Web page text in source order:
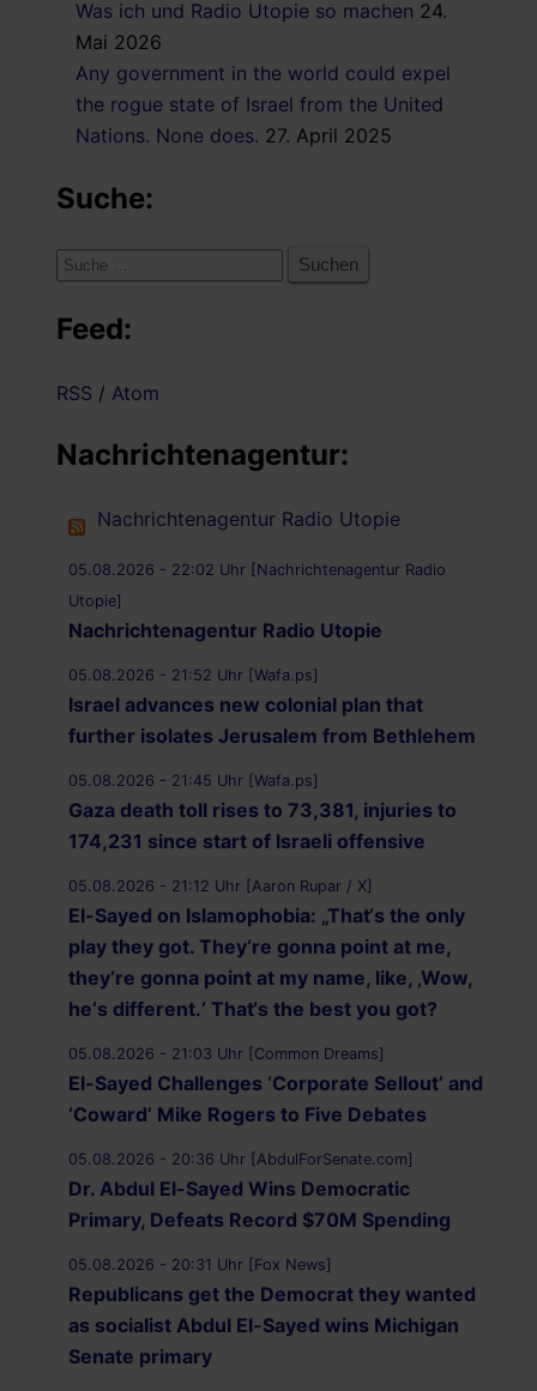
Was ich und Radio Utopie so machen 24.
Mai 2026
Any government in the world could expel
the rogue state of Israel from the United
Nations. None does. 27. April 2025
Suche:
Suche
Feed:
RSS / Atom
Nachrichtenagentur:
Nachrichtenagentur Radio Utopie
05.08.2026 - 22:02 Uhr [Nachrichtenagentur Radio
Utopie]
Nachrichtenagentur Radio Utopie
05.08.2026 - 21:52 Uhr [Wafa.ps]
Israel advances new colonial plan that
further isolates Jerusalem from Bethlehem
05.08.2026 - 21:45 Uhr [Wafa.ps]
Gaza death toll rises to 73,381, injuries to
174,231 since start of Israeli offensive
05.08.2026 - 21:12 Uhr [Aaron Rupar / X]
El-Sayed on Islamophobia: „That‘s the only
play they got. They‘re gonna point at me,
they‘re gonna point at my name, like, ‚Wow,
he‘s different.‘ That‘s the best you got?
05.08.2026 - 21:03 Uhr [Common Dreams]
El-Sayed Challenges ‘Corporate Sellout’ and
‘Coward’ Mike Rogers to Five Debates
05.08.2026 - 20:36 Uhr [AbdulForSenate.com]
Dr. Abdul El-Sayed Wins Democratic
Primary, Defeats Record $70M Spending
05.08.2026 - 20:31 Uhr [Fox News]
Republicans get the Democrat they wanted
as socialist Abdul El-Sayed wins Michigan
Senate primary